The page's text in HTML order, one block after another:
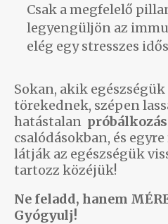
Csak a megfelelő
legyengüljön az
elég egy stresszes
Sokan, akik
törekednek, szépen
hatástalan
csalódásokban, és
látják az egészségük
tartozz közéjük!
Ne feladd, hanem
Gyógyulj!